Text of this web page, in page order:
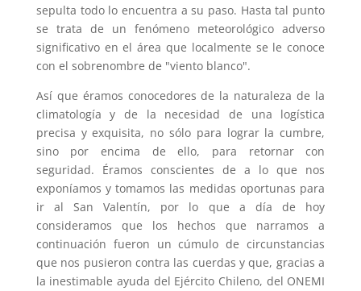
sepulta todo lo encuentra a su paso. Hasta tal punto
se trata de un fenómeno meteorológico adverso
significativo en el área que localmente se le conoce
con el sobrenombre de "viento blanco".
Así que éramos conocedores de la naturaleza de la
climatología y de la necesidad de una logística
precisa y exquisita, no sólo para lograr la cumbre,
sino por encima de ello, para retornar con
seguridad. Éramos conscientes de a lo que nos
exponíamos y tomamos las medidas oportunas para
ir al San Valentín, por lo que a día de hoy
consideramos que los hechos que narramos a
continuación fueron un cúmulo de circunstancias
que nos pusieron contra las cuerdas y que, gracias a
la inestimable ayuda del Ejército Chileno, del ONEMI